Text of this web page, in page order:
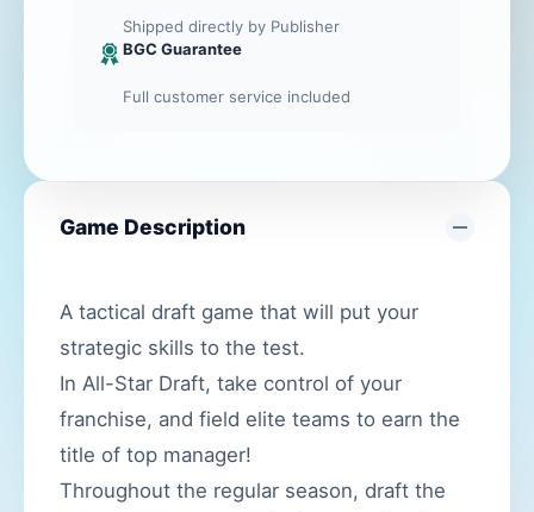
Shipped directly by Publisher
BGC Guarantee
Full customer service included
Game Description
A tactical draft game that will put your
strategic skills to the test.
In All-Star Draft, take control of your
franchise, and field elite teams to earn the
title of top manager!
Throughout the regular season, draft the